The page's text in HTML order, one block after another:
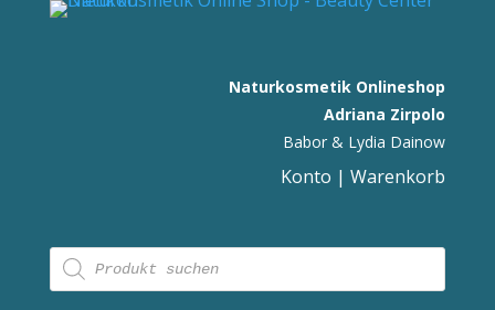
Naturkosmetik Onlineshop
Adriana Zirpolo
Babor & Lydia Dainow
Konto |Warenkorb
Products
search